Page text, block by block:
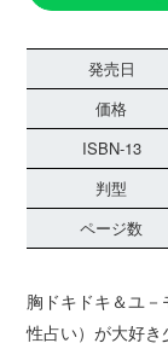
発売日
価格
ISBN-13
判型
ページ数
胸ドキドキ＆ユ
性占い）が大好き